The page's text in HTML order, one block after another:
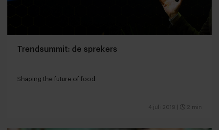
Trendsummit: de sprekers
Shaping the future of food
4 juli 2019 2 min